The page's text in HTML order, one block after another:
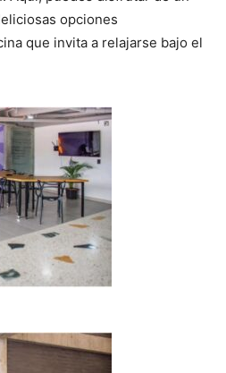
opciones
que invita a relajarse bajo el